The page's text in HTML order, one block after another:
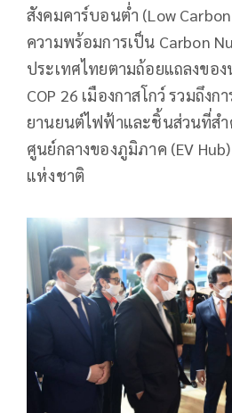
สังคมคาร์บอนต่ำ (Low
ความพร้อมการเป็น Carbon
ประเทศไทยตามถ้อยแถลงขอ
COP 26 เมืองกาสโกว์ รวมถึง
ยานยนต์ไฟฟ้าและชิ้นส่วนที่ส
ศูนย์กลางของภูมิภาค (EV
แห่งชาติ